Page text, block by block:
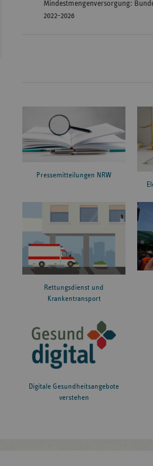
Mindestmengenversorgung:
2022-2026
Pressemitteilungen NRW
Rettungsdienst und
Krankentransport
Digitale Gesundheitsangebote
verstehen